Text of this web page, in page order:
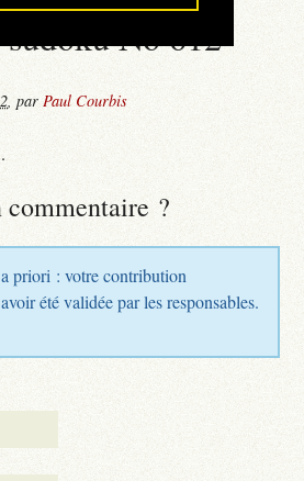
No 612
,parPaul Courbis
commentaire ?
priori : votre contribution
été validée par les responsables.